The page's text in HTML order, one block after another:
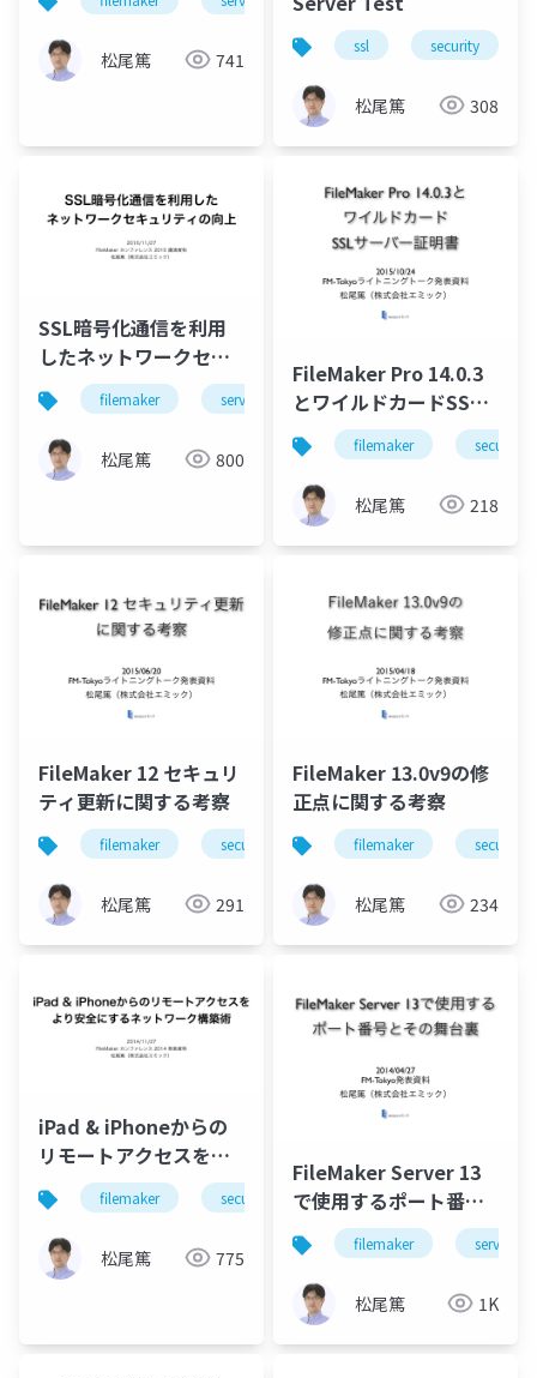
松尾篤 741
ssl security
松尾篤 308
SSL暗号化通信を利用
したネットワークセキ
ュリティの向上
filemaker server security ssl
松尾篤 800
FileMaker Pro 14.0.3
とワイルドカードSSL
サーバー証明書
filemaker security
松尾篤 218
FileMaker 12 セキュリ
ティ更新に関する考察
filemaker security ssl
松尾篤 291
FileMaker 13.0v9の修
正点に関する考察
filemaker security
松尾篤 234
iPad & iPhoneからの
リモートアクセスをよ
り安全にするネットワ
ーク構築術
filemaker security network ssl
松尾篤 775
FileMaker Server 13
で使用するポート番号
とその舞台裏
filemaker server
松尾篤 1K